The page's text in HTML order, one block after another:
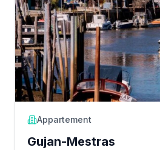
Appartement
Gujan-Mestras